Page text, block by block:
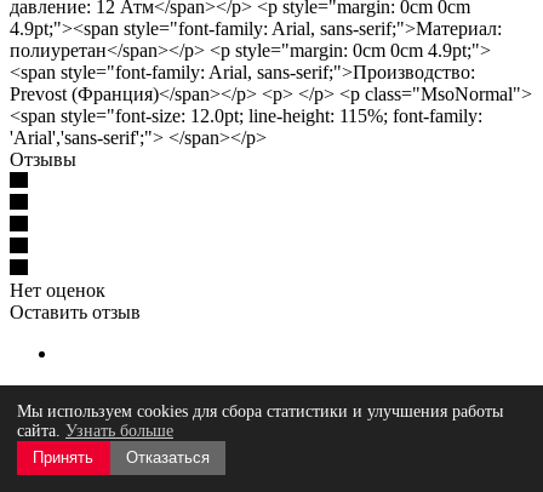
давление: 12 Атм</span></p> <p style="margin: 0cm 0cm
4.9pt;"><span style="font-family: Arial, sans-serif;">Материал:
полиуретан</span></p> <p style="margin: 0cm 0cm 4.9pt;">
<span style="font-family: Arial, sans-serif;">Производство:
Prevost (Франция)</span></p> <p> </p> <p class="MsoNormal">
<span style="font-size: 12.0pt; line-height: 115%; font-family:
'Arial','sans-serif';"> </span></p>
Отзывы
Нет оценок
Оставить отзыв
Для юридических лиц и ИП
Мы используем cookies для сбора статистики и улучшения работы
сайта. Узнать больше
Принять
Отказаться